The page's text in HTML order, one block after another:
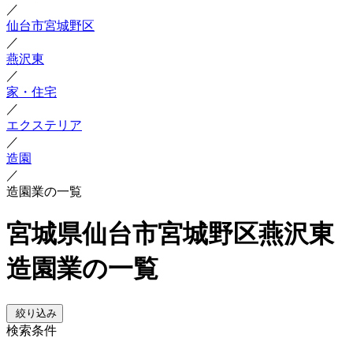
／
仙台市宮城野区
／
燕沢東
／
家・住宅
／
エクステリア
／
造園
／
造園業の一覧
宮城県仙台市宮城野区燕沢東
造園業の一覧
絞り込み
検索条件